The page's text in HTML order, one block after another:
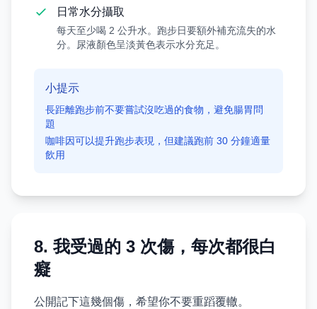
日常水分攝取
每天至少喝 2 公升水。跑步日要額外補充流失的水
分。尿液顏色呈淡黃色表示水分充足。
小提示
長距離跑步前不要嘗試沒吃過的食物，避免腸胃問
題
咖啡因可以提升跑步表現，但建議跑前 30 分鐘適量
飲用
8. 我受過的 3 次傷，每次都很白
癡
公開記下這幾個傷，希望你不要重蹈覆轍。